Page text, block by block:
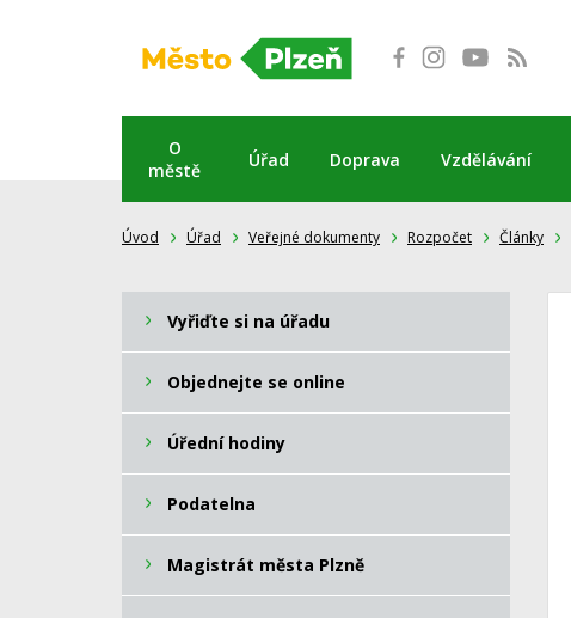
O
městě
Úřad Doprava Vzdělávání
Úvod Úřad Veřejné dokumenty Rozpočet Články
Vyřiďte si na úřadu
Objednejte se online
Úřední hodiny
Podatelna
Magistrát města Plzně